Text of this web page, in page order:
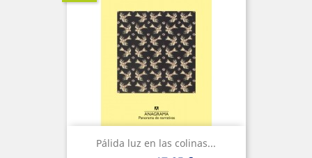
Pálida luz en las colinas...